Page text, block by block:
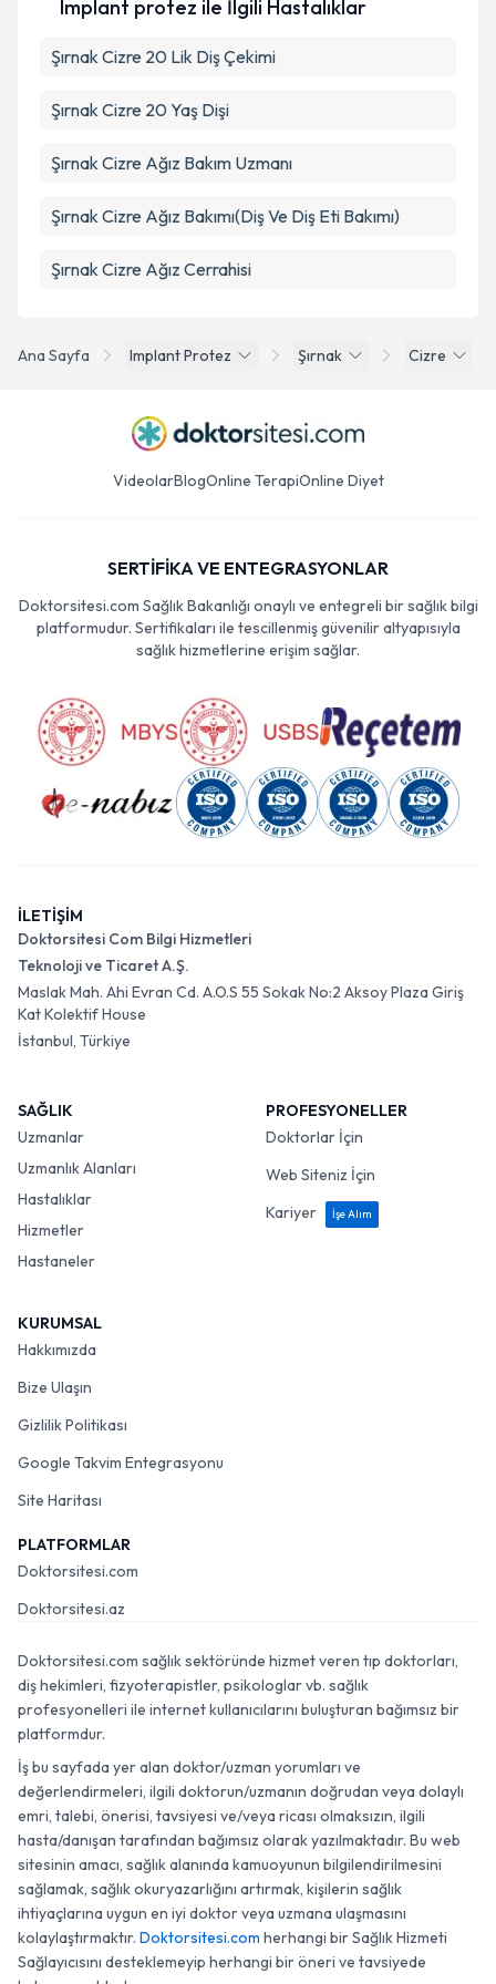
Takvim Talebini Gönder
Ana Sayfa Implant Protez Şırnak Cizre
Implant protez ile İlgili Hastalıklar
Şırnak Cizre 20 Lik Diş Çekimi
Şırnak Cizre 20 Yaş Dişi
Şırnak Cizre Ağız Bakım Uzmanı
Şırnak Cizre Ağız Bakımı(Diş Ve Diş Eti Bakımı)
Şırnak Cizre Ağız Cerrahisi
VideolarBlogOnline TerapiOnline Diyet
SERTİFİKA VE ENTEGRASYONLAR
Doktorsitesi.com Sağlık Bakanlığı onaylı ve entegreli bir sağlık bilgi
platformudur. Sertifikaları ile tescillenmiş güvenilir altyapısıyla
sağlık hizmetlerine erişim sağlar.
İLETİŞİM
Doktorsitesi Com Bilgi Hizmetleri
Teknoloji ve Ticaret A.Ş.
Maslak Mah. Ahi Evran Cd. A.O.S 55 Sokak No:2 Aksoy Plaza Giriş
Kat Kolektif House
İstanbul, Türkiye
SAĞLIK
Uzmanlar
Uzmanlık Alanları
Hastalıklar
Hizmetler
Hastaneler
PROFESYONELLER
Doktorlar İçin
Web Siteniz İçin
Kariyer
İşe Alım
KURUMSAL
Hakkımızda
Bize Ulaşın
Gizlilik Politikası
Google Takvim Entegrasyonu
Site Haritası
PLATFORMLAR
Doktorsitesi.com
Doktorsitesi.az
Doktorsitesi.com sağlık sektöründe hizmet veren tıp doktorları,
diş hekimleri, fizyoterapistler, psikologlar vb. sağlık
profesyonelleri ile internet kullanıcılarını buluşturan bağımsız bir
platformdur.
İş bu sayfada yer alan doktor/uzman yorumları ve
değerlendirmeleri, ilgili doktorun/uzmanın doğrudan veya dolaylı
emri, talebi, önerisi, tavsiyesi ve/veya ricası olmaksızın, ilgili
hasta/danışan tarafından bağımsız olarak yazılmaktadır. Bu web
sitesinin amacı, sağlık alanında kamuoyunun bilgilendirilmesini
sağlamak, sağlık okuryazarlığını artırmak, kişilerin sağlık
ihtiyaçlarına uygun en iyi doktor veya uzmana ulaşmasını
kolaylaştırmaktır. Doktorsitesi.com herhangi bir Sağlık Hizmeti
Sağlayıcısını desteklemeyip herhangi bir öneri ve tavsiyede